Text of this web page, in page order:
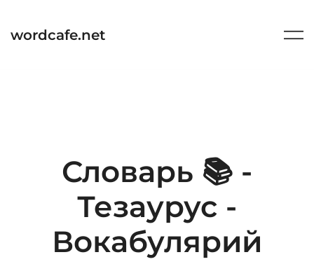
содержимому
wordcafe.net
Словарь 📚 -
Тезаурус -
Вокабулярий